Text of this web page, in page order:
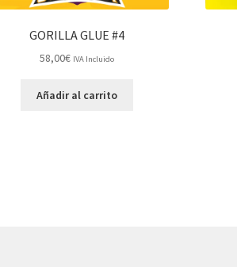
GORILLA GLUE #4
58,00€ IVA Incluido
Añadir al carrito